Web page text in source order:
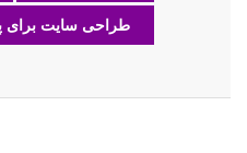
طراحی سایت برای